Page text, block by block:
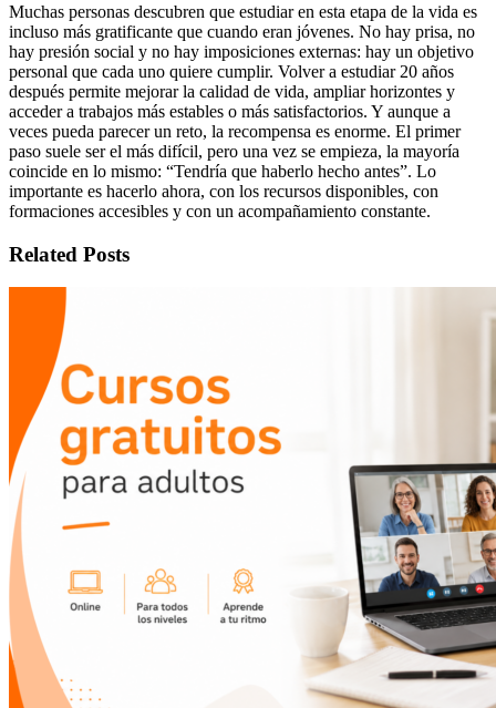
Muchas personas descubren que estudiar en esta etapa de la vida es
incluso más gratificante que cuando eran jóvenes. No hay prisa, no
hay presión social y no hay imposiciones externas: hay un objetivo
personal que cada uno quiere cumplir. Volver a estudiar 20 años
después permite mejorar la calidad de vida, ampliar horizontes y
acceder a trabajos más estables o más satisfactorios. Y aunque a
veces pueda parecer un reto, la recompensa es enorme. El primer
paso suele ser el más difícil, pero una vez se empieza, la mayoría
coincide en lo mismo: “Tendría que haberlo hecho antes”. Lo
importante es hacerlo ahora, con los recursos disponibles, con
formaciones accesibles y con un acompañamiento constante.
Related Posts